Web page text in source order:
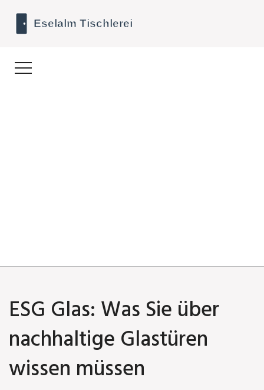
ESG Glas: Was Sie über
nachhaltige Glastüren
wissen müssen